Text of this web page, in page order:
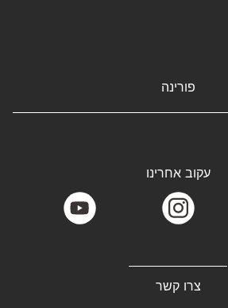
פורינה
צרו קשר
עקוב אחרינו
instagram
youtube